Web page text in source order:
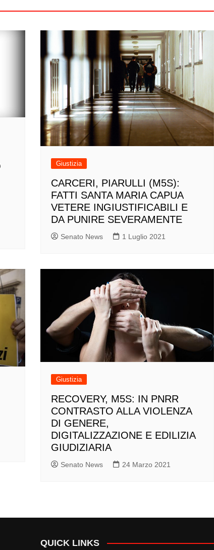
Giustizia
CARCERI, PIARULLI (M5S):
FATTI SANTA MARIA CAPUA
VETERE INGIUSTIFICABILI E
DA PUNIRE SEVERAMENTE
Senato News 1 Luglio 2021
Giustizia
RECOVERY, M5S: IN PNRR
CONTRASTO ALLA VIOLENZA
DI GENERE,
DIGITALIZZAZIONE E EDILIZIA
GIUDIZIARIA
Senato News 24 Marzo 2021
QUICK LINKS